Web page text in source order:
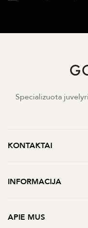
Specializuota
KONTAKTAI
INFORMACIJA
APIE MUS